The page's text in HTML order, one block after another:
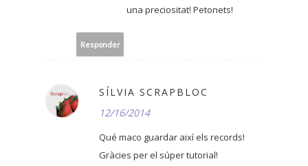
una preciositat! Petonets!
Responder
SÍLVIA SCRAPBLOC
12/16/2014
Qué maco guardar així els records!
Gràcies per el súper tutorial!